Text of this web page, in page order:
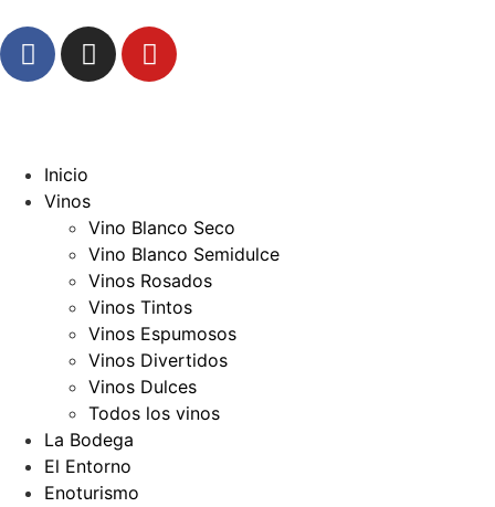
Inicio
Vinos
Vino Blanco Seco
Vino Blanco Semidulce
Vinos Rosados
Vinos Tintos
Vinos Espumosos
Vinos Divertidos
Vinos Dulces
Todos los vinos
La Bodega
El Entorno
Enoturismo